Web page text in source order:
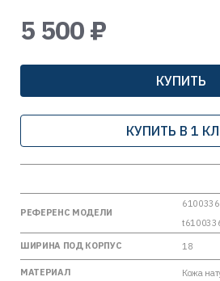
5 500 ₽
КУПИТЬ
КУПИТЬ В 1
РЕФЕРЕНС МОДЕЛИ
ШИРИНА ПОД КОРПУС
18
МАТЕРИАЛ Кожа